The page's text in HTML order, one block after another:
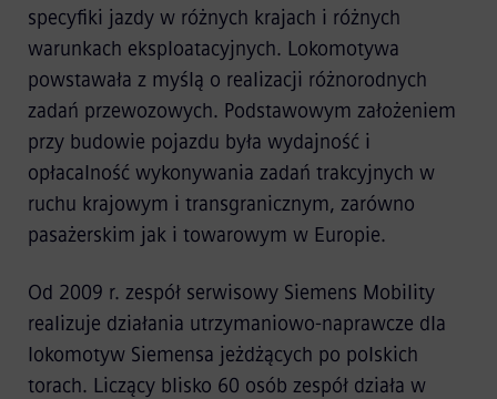
specyfiki jazdy w różnych krajach i różnych
warunkach eksploatacyjnych. Lokomotywa
powstawała z myślą o realizacji różnorodnych
zadań przewozowych. Podstawowym założeniem
przy budowie pojazdu była wydajność i
opłacalność wykonywania zadań trakcyjnych w
ruchu krajowym i transgranicznym, zarówno
pasażerskim jak i towarowym w Europie.
Od 2009 r. zespół serwisowy Siemens Mobility
realizuje działania utrzymaniowo-naprawcze dla
lokomotyw Siemensa jeżdżących po polskich
torach. Liczący blisko 60 osób zespół działa w